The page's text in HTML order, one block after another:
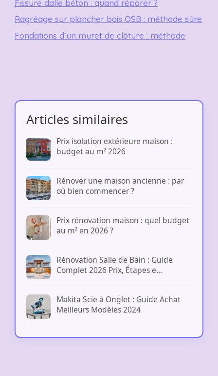
Fissure dalle béton : quand réparer ?
Ragréage sur plancher bois OSB : méthode sûre
Fondations d’un muret de clôture : méthode
Articles similaires
Prix isolation extérieure maison :
budget au m² 2026
Rénover une maison ancienne : par
où bien commencer ?
Prix rénovation maison : quel budget
au m² en 2026 ?
Rénovation Salle de Bain : Guide
Complet 2026 Prix, Étapes e...
Makita Scie à Onglet : Guide Achat
Meilleurs Modèles 2024